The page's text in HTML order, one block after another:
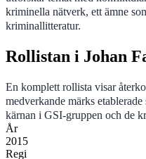
kriminella nätverk, ett ämne
kriminallitteratur.
Rollistan i Johan
En komplett rollista visar
medverkande märks
kärnan i GSI-gruppen och de
År
2015
Regi